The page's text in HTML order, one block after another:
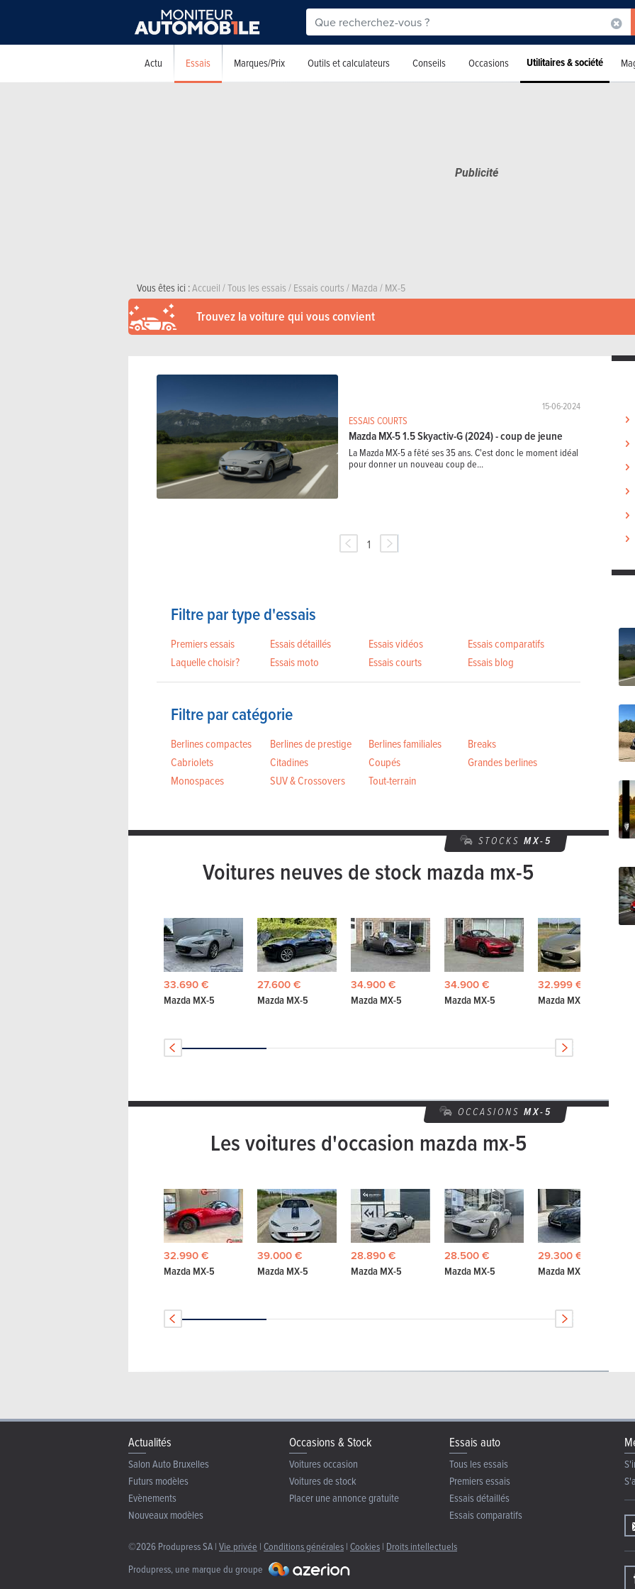
Actu Essais Marques/Prix Outils et calculateurs Conseils Occasions Utilitaires & société
Vous êtes ici :Accueil/Tous les essais/Essais courts/Mazda/MX-5
Trouvez la voiture qui vous convient
15-06-2024
ESSAIS COURTS
Mazda MX-5 1.5 Skyactiv-G (2024) - coup de jeune
La Mazda MX-5 a fêté ses 35 ans. C'est donc le moment idéal
pour donner un nouveau coup de...
1
Filtre par type d'essais
Premiers essais Essais détaillés Essais vidéos
Essais comparatifs
Laquelle choisir?
Essais moto Essais courts Essais blog
Filtre par catégorie
Berlines compactes Berlines de prestige Berlines familiales
Breaks
Cabriolets
Citadines Coupés
Grandes berlines
Monospaces
SUV & Crossovers Tout-terrain
STOCKS MX-5
Voitures neuves de stock mazda mx-5
33.690 €
Mazda MX-5
27.600 €
Mazda MX-5
34.900 €
Mazda MX-5
34.900 €
Mazda MX-5
32.999 €
Mazda MX-5
OCCASIONS MX-5
Les voitures d'occasion mazda mx-5
32.990 €
Mazda MX-5
39.000 €
Mazda MX-5
28.890 €
Mazda MX-5
28.500 €
Mazda MX-5
29.300 €
Mazda MX-5
Actualités
Salon Auto Bruxelles
Futurs modèles
Evènements
Nouveaux modèles
Occasions & Stock
Voitures occasion
Voitures de stock
Placer une annonce gratuite
Essais auto
Tous les essais
Premiers essais
Essais détaillés
Essais comparatifs
©2026 Produpress SA | Vie privée | Conditions générales | Cookies | Droits intellectuels
Produpress, une marque du groupe